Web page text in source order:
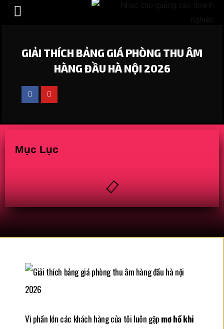
GIẢI THÍCH BẢNG GIÁ PHÒNG THU ÂM
HÀNG ĐẦU HÀ NỘI 2026
Mục Lục
Vì phần lớn các khách hàng của tôi luôn gặp mơ hồ khi